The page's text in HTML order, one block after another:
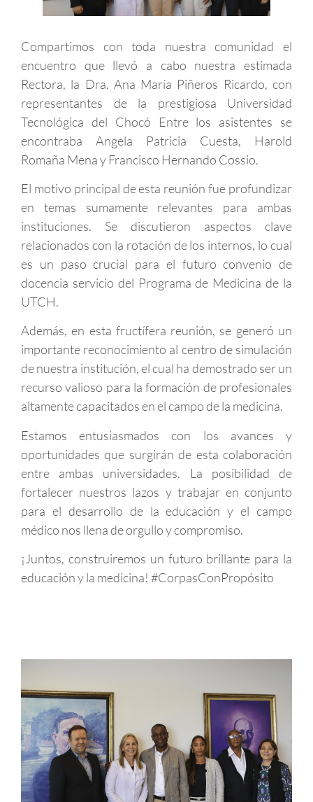
Compartimos con toda nuestra comunidad el
encuentro que llevó a cabo nuestra estimada
Rectora, la Dra. Ana María Piñeros Ricardo, con
representantes de la prestigiosa Universidad
Tecnológica del Chocó Entre los asistentes se
encontraba Angela Patricia Cuesta, Harold
Romaña Mena y Francisco Hernando Cossio.
El motivo principal de esta reunión fue profundizar
en temas sumamente relevantes para ambas
instituciones. Se discutieron aspectos clave
relacionados con la rotación de los internos, lo cual
es un paso crucial para el futuro convenio de
docencia servicio del Programa de Medicina de la
UTCH.
Además, en esta fructífera reunión, se generó un
importante reconocimiento al centro de simulación
de nuestra institución, el cual ha demostrado ser un
recurso valioso para la formación de profesionales
altamente capacitados en el campo de la medicina.
Estamos entusiasmados con los avances y
oportunidades que surgirán de esta colaboración
entre ambas universidades. La posibilidad de
fortalecer nuestros lazos y trabajar en conjunto
para el desarrollo de la educación y el campo
médico nos llena de orgullo y compromiso.
¡Juntos, construiremos un futuro brillante para la
educación y la medicina! #CorpasConPropósito